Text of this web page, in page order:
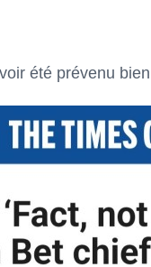
été prévenu